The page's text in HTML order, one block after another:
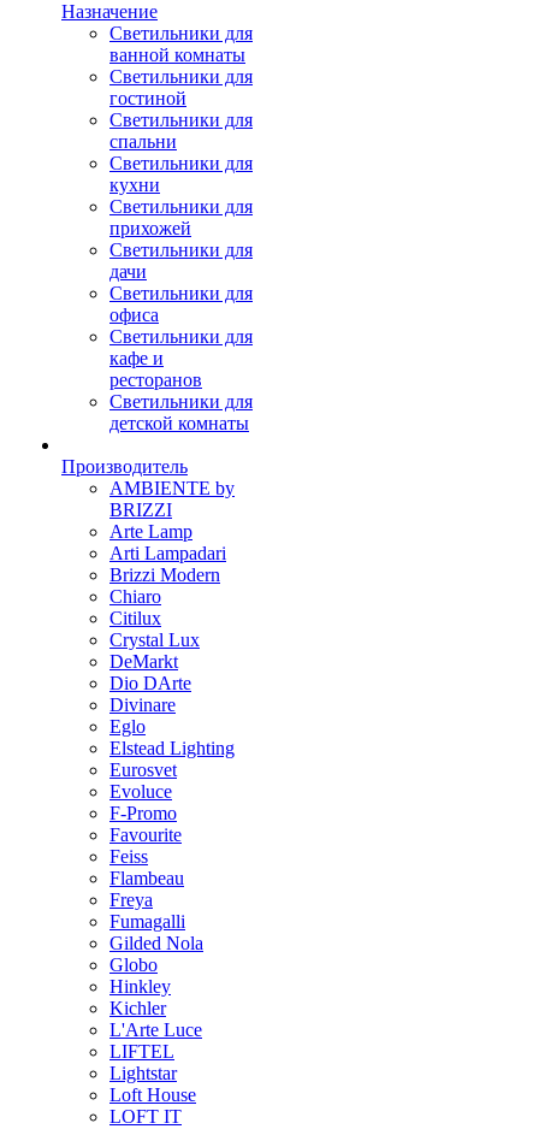
Назначение
Светильники для
ванной комнаты
Светильники для
гостиной
Светильники для
спальни
Светильники для
кухни
Светильники для
прихожей
Светильники для
дачи
Светильники для
офиса
Светильники для
кафе и
ресторанов
Светильники для
детской комнаты
Производитель
AMBIENTE by
BRIZZI
Arte Lamp
Arti Lampadari
Brizzi Modern
Chiaro
Citilux
Crystal Lux
DeMarkt
Dio DArte
Divinare
Eglo
Elstead Lighting
Eurosvet
Evoluce
F-Promo
Favourite
Feiss
Flambeau
Freya
Fumagalli
Gilded Nola
Globo
Hinkley
Kichler
L'Arte Luce
LIFTEL
Lightstar
Loft House
LOFT IT